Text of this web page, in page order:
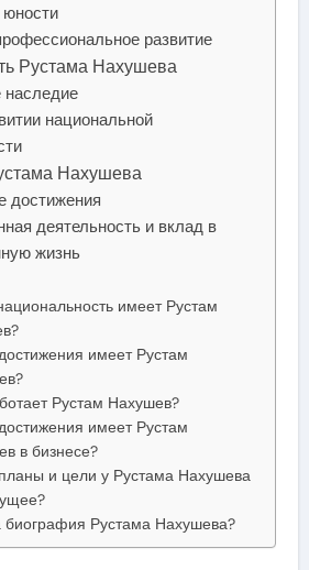
развитие
Рустама Нахушева
наследие
национальной
Нахушева
достижения
деятельность и вклад в
жизнь
имеет Рустам
имеет Рустам
Рустам Нахушев?
имеет Рустам
в бизнесе?
и цели у Рустама Нахушева
биография Рустама Нахушева?